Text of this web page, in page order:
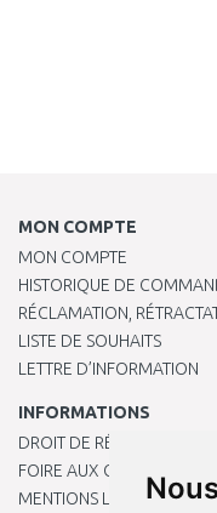
MON COMPTE
MON COMPTE
HISTORIQUE DE
RÉCLAMATION,
LISTE DE SOUHAITS
LETTRE D’INFORMATION
INFORMATIONS
DROIT DE RÉTRACTATION
FOIRE AUX QUESTIONS
MENTIONS LÉGALES